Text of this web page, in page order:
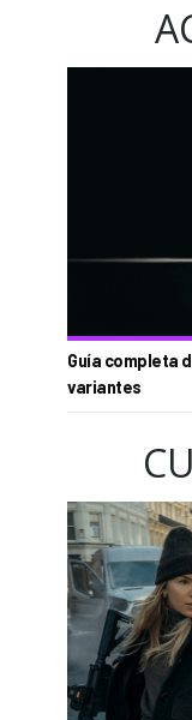
Guía completa
variantes